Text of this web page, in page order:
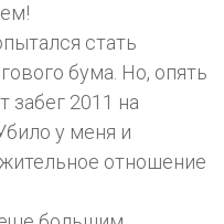
стать
бума. Но, опять
забег 2011 на
у меня и
отношение